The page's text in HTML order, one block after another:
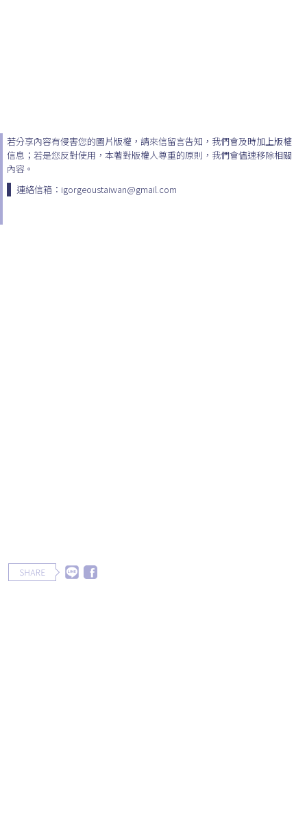
若分享內容有侵害您的圖片版權，請來信留言告知，我們會及時加上版權
信息；若是您反對使用，本著對版權人尊重的原則，我們會儘速移除相關
內容。
連絡信箱：igorgeoustaiwan@gmail.com